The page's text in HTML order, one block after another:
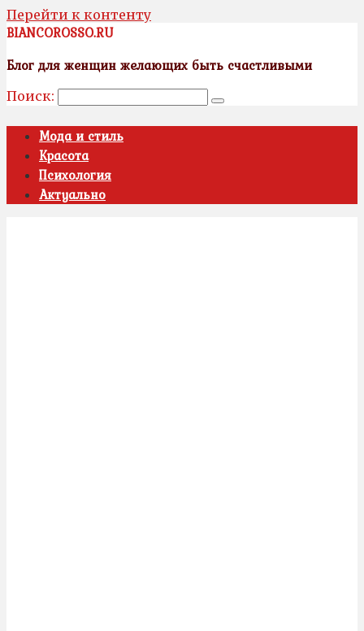
Перейти к контенту
BIANCOROSSO.RU
Блог для женщин желающих быть счастливыми
Поиск:
Мода и стиль
Красота
Психология
Актуально